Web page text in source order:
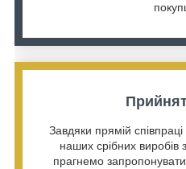
Завдяки прямій
наших срібних
прагнемо